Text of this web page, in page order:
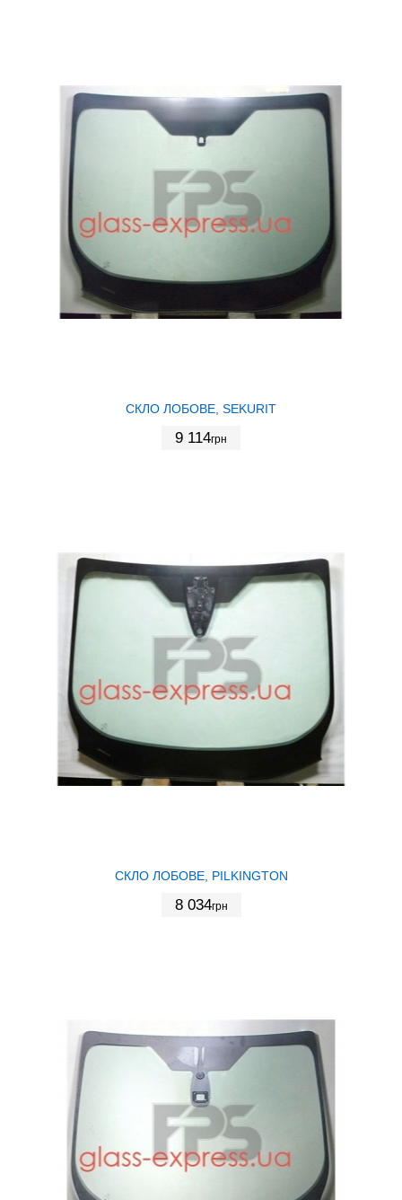
СКЛО ЛОБОВЕ, SEKURIT
9 114грн
СКЛО ЛОБОВЕ, PILKINGTON
8 034грн